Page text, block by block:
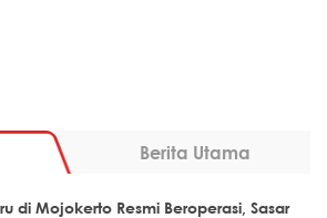
Berita Utama
di Mojokerto Resmi Beroperasi, Sasar